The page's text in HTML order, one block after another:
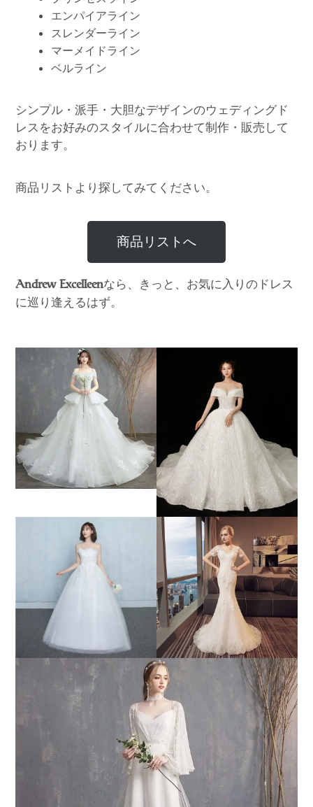
エンパイアライン
スレンダーライン
マーメイドライン
ベルライン
シンプル・派手・大胆なデザインのウェディングド
レスをお好みのスタイルに合わせて制作・販売して
おります。
商品リストより探してみてください。
商品リストへ
Andrew Excelleenなら、きっと、お気に入りのドレス
に巡り逢えるはず。